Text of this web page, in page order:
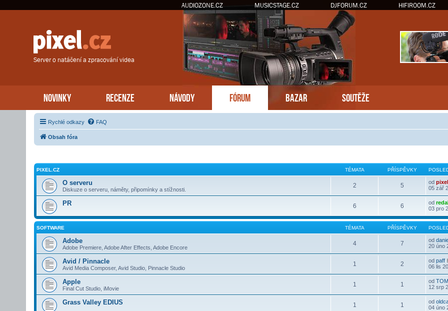
AUDIOZONE.CZ MUSICSTAGE.CZ DJFORUM.CZ HIFIROOM.CZ
Server o natáčení a zpracování videa
NOVINKY RECENZE NÁVODY FÓRUM BAZAR SOUTĚŽE
Rychlé odkazy FAQ
Obsah fóra
PIXEL.CZ TÉMATA PŘÍSPĚVKY
O serveru
Diskuze o serveru, náměty, připomínky a stížnosti.
2 5 od pixel
05 zář
PR 6 6 od
03 pro
SOFTWARE TÉMATA PŘÍSPĚVKY
Adobe
Adobe Premiere, Adobe After Effects, Adobe Encore
4 7 od
20 úno
Avid / Pinnacle
Avid Media Composer, Avid Studio, Pinnacle Studio
1 2 od paff
06 lis
Apple
Final Cut Studio, iMovie
1 1 od
12 srp
Grass Valley EDIUS 1 1 od
04 úno